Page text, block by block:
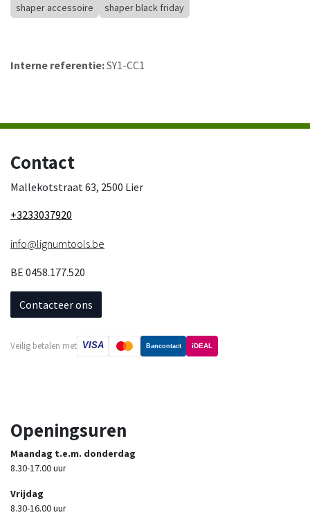
shaper accessoire shaper black friday
Interne referentie:SY1-CC1
Contact
Mallekotstraat 63, 2500 Lier
+3233037920
info@lignumtools.be
BE 0458.177.520
Contacteer ons
Veilig betalen met VISA Bancontact iDEAL
Openingsuren
Maandag t.e.m. donderdag
8.30-17.00 uur
Vrijdag
8.30-16.00 uur